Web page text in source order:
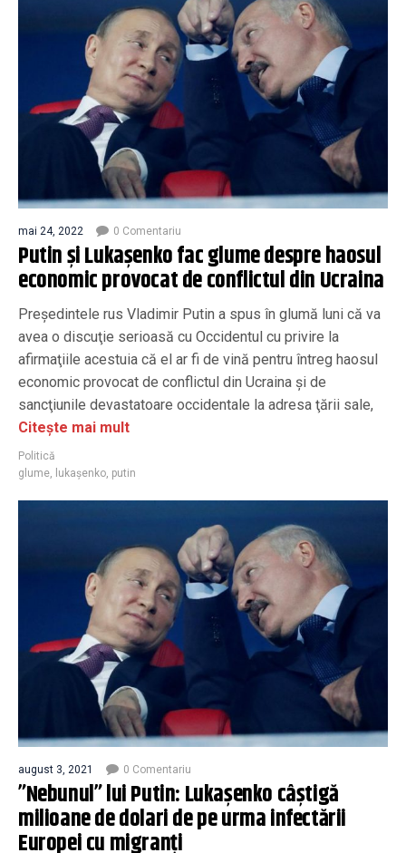
mai 24, 2022 0 Comentariu
Putin și Lukașenko fac glume despre haosul
economic provocat de conflictul din Ucraina
Preşedintele rus Vladimir Putin a spus în glumă luni că va
avea o discuţie serioasă cu Occidentul cu privire la
afirmaţiile acestuia că el ar fi de vină pentru întreg haosul
economic provocat de conflictul din Ucraina şi de
sancţiunile devastatoare occidentale la adresa ţării sale,
Citește mai mult
Politică
glume, lukașenko, putin
august 3, 2021 0 Comentariu
”Nebunul” lui Putin: Lukașenko câștigă
milioane de dolari de pe urma infectării
Europei cu migranți